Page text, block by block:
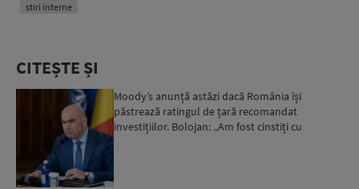
stiri interne
CITEȘTE ȘI
Moody’s anunță astăzi dacă România își
păstrează ratingul de țară recomandat
investițiilor. Bolojan: „Am fost cinstiți cu